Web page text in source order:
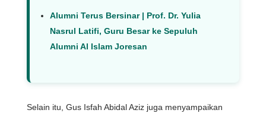
Alumni Terus Bersinar | Prof. Dr. Yulia
Nasrul Latifi, Guru Besar ke Sepuluh
Alumni Al Islam Joresan
Selain itu, Gus Isfah Abidal Aziz juga menyampaikan